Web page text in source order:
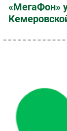
«МегаФон»